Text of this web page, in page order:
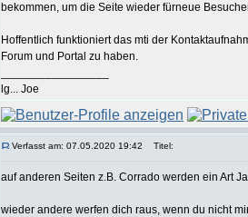
bekommen, um die Seite wieder fürneue
Hoffentlich funktioniert das mti der
Forum und Portal zu haben.
lg... Joe
Verfasst am: 07.05.2020 19:42 Titel:
auf anderen Seiten z.B. Corrado werden ein Art
wieder andere werfen dich raus, wenn du nicht